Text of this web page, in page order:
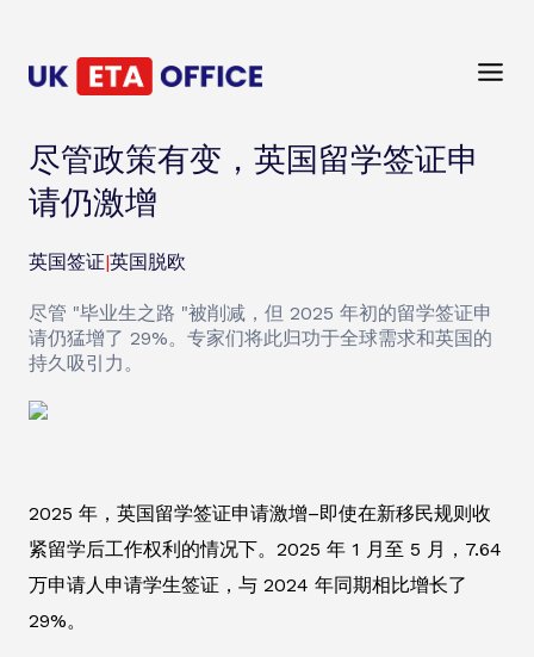
尽管政策有变，英国留学签证申
请仍激增
英国签证|英国脱欧
尽管 "毕业生之路 "被削减，但 2025 年初的留学签证申
请仍猛增了 29%。专家们将此归功于全球需求和英国的
持久吸引力。
2025 年，英国留学签证申请激增–即使在新移民规则收
紧留学后工作权利的情况下。2025 年 1 月至 5 月，7.64
万申请人申请学生签证，与 2024 年同期相比增长了
29%。